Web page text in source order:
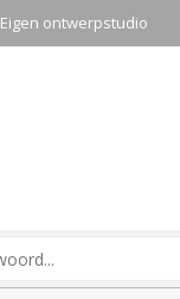
Eigen ontwerpstudio